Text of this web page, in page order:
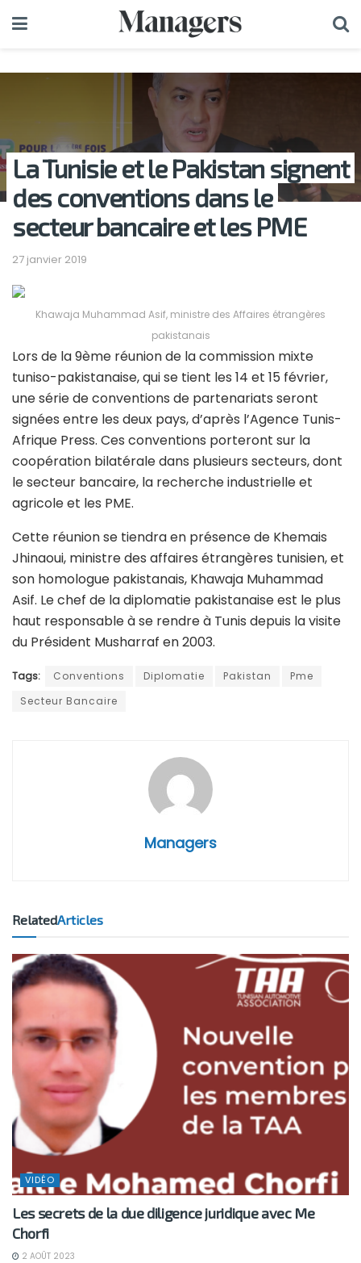
La Tunisie et le Pakistan signent
des conventions dans le
secteur bancaire et les PME
27 janvier 2019
Khawaja Muhammad Asif, ministre des Affaires étrangères
pakistanais
Lors de la 9ème réunion de la commission mixte
tuniso-pakistanaise, qui se tient les 14 et 15 février,
une série de conventions de partenariats seront
signées entre les deux pays, d’après l’Agence Tunis-
Afrique Press. Ces conventions porteront sur la
coopération bilatérale dans plusieurs secteurs, dont
le secteur bancaire, la recherche industrielle et
agricole et les PME.
Cette réunion se tiendra en présence de Khemais
Jhinaoui, ministre des affaires étrangères tunisien, et
son homologue pakistanais, Khawaja Muhammad
Asif. Le chef de la diplomatie pakistanaise est le plus
haut responsable à se rendre à Tunis depuis la visite
du Président Musharraf en 2003.
Tags: Conventions Diplomatie Pakistan
Pme
Secteur Bancaire
Managers
RelatedArticles
VIDÉO
Les secrets de la due diligence juridique avec Me
Chorfi
2 AOÛT 2023